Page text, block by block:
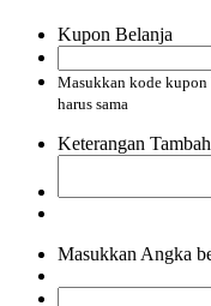
Kupon Belanja
Masukkan kode kupon
harus sama
Keterangan
Masukkan Angka